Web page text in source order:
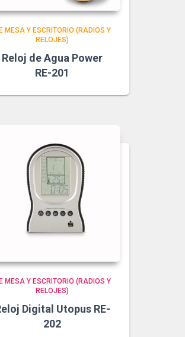
MESA Y ESCRITORIO (RADIOS Y
RELOJES)
Reloj de Agua Power
RE-201
MESA Y ESCRITORIO (RADIOS Y
RELOJES)
Digital Utopus RE-
202